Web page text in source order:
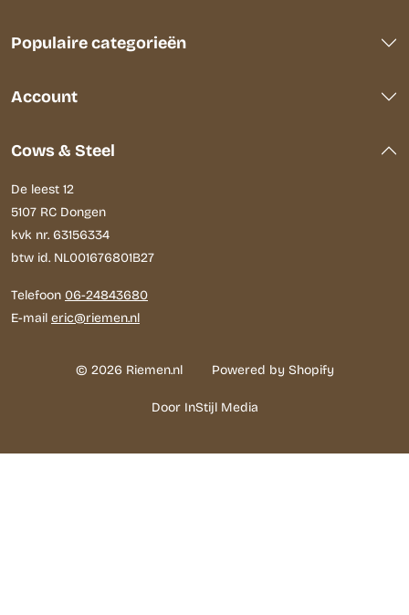
Populaire categorieën
Account
Cows & Steel
De leest 12
5107 RC Dongen
kvk nr. 63156334
btw id. NL001676801B27
Telefoon 06-24843680
E-mail eric@riemen.nl
© 2026 Riemen.nl Powered by Shopify
Door InStijl Media